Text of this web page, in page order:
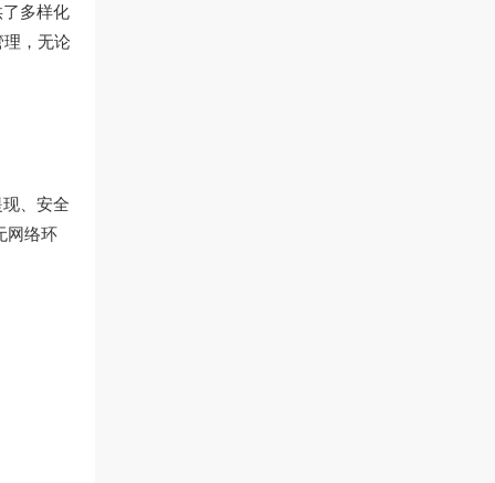
多样化
理，无论
、安全
网络环